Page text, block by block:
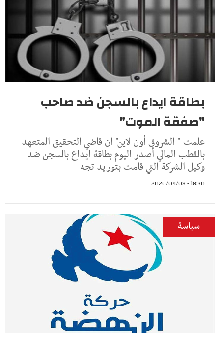
بطاقة ايداع بالسجن ضد صاحب
"صفقة الموت"
علمت " الشروق أون لاين" ان قاضي التحقيق المتعهد
بالقطب المالي أصدر اليوم بطاقة ايداع بالسجن ضد
وكيل الشركة التي قامت بتوريد تجه
18:30 - 2020/04/08
سياسة